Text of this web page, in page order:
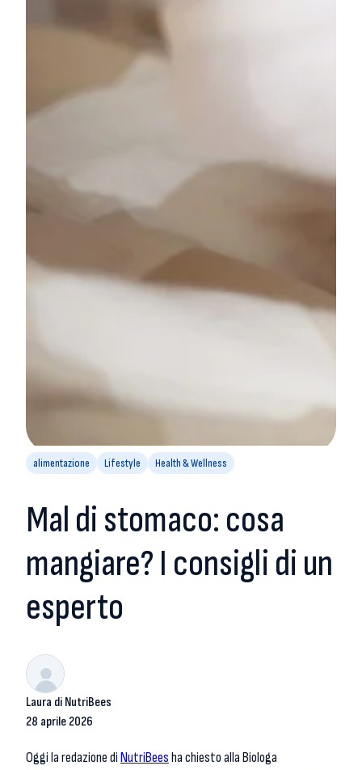
alimentazione Lifestyle Health & Wellness
Mal di stomaco: cosa
mangiare? I consigli di un
esperto
Laura di NutriBees
28 aprile 2026
Oggi la redazione diNutriBeesha chiesto alla Biologa